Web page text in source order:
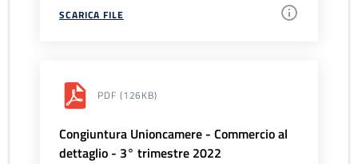
SCARICA FILE
PDF (126KB)
Congiuntura Unioncamere - Commercio al
dettaglio - 3° trimestre 2022